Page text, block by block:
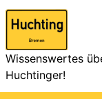
Wissenswertes
Huchtinger!